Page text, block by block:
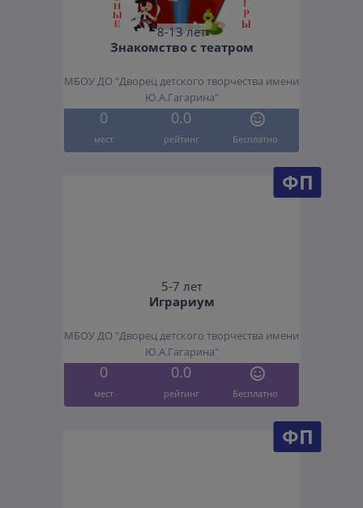
8-13 лет
Знакомство с театром
МБОУ ДО "Дворец детского творчества имени
Ю.А.Гагарина"
0 0.0
мест рейтинг Бесплатно
ФП
5-7 лет
Играриум
МБОУ ДО "Дворец детского творчества имени
Ю.А.Гагарина"
0 0.0
мест рейтинг Бесплатно
ФП